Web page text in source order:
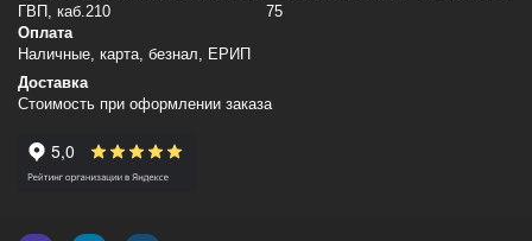
ГВП, каб.210
75
Оплата
Наличные, карта, безнал, ЕРИП
Доставка
Стоимость при оформлении заказа